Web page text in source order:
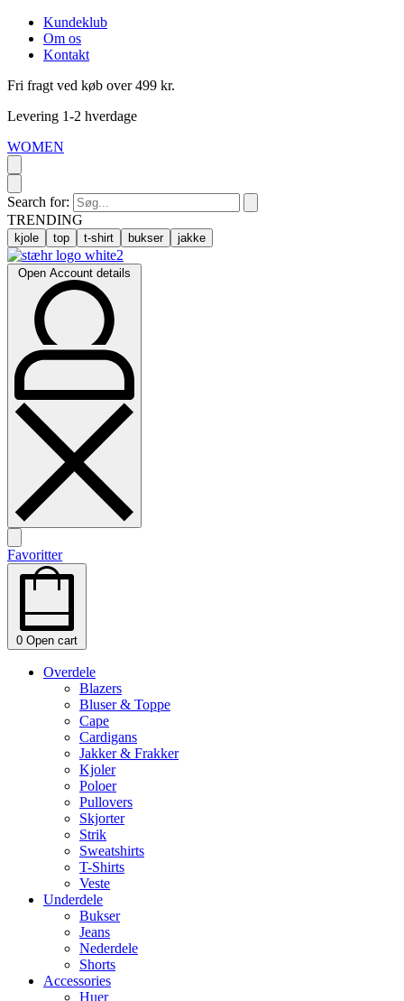
Kundeklub
Om os
Kontakt
Fri fragt ved køb over 499 kr.
Levering 1-2 hverdage
WOMEN
Search for:
TRENDING
kjole top t-shirt bukser jakke
Open Account details
Favoritter
0 Open cart
Overdele
Blazers
Bluser & Toppe
Cape
Cardigans
Jakker & Frakker
Kjoler
Poloer
Pullovers
Skjorter
Strik
Sweatshirts
T-Shirts
Veste
Underdele
Bukser
Jeans
Nederdele
Shorts
Accessories
Huer